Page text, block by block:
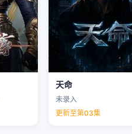
天命
未录入
更新至第03集